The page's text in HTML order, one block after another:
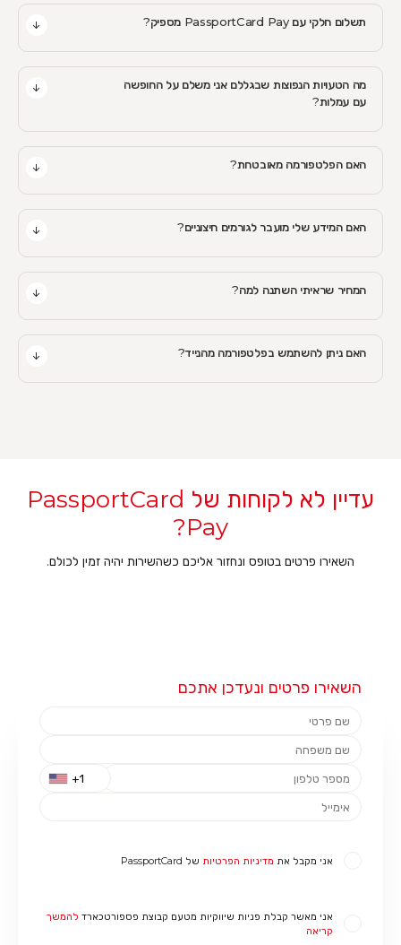
תשלום חלקי עם PassportCard Pay מספיק?
מה הטעויות הנפוצות שבגללם אני משלם על החופשה
עם עמלות?
האם הפלטפורמה מאובטחת?
האם המידע שלי מועבר לגורמים חיצוניים?
המחיר שראיתי השתנה למה?
האם ניתן להשתמש בפלטפורמה מהנייד?
עדיין לא לקוחות של PassportCard
Pay?
השאירו פרטים בטופס ונחזור אליכם כשהשירות יהיה זמין לכולם.
השאירו פרטים ונעדכן אתכם
אני מקבל את מדיניות הפרטיות של PassportCard
אני מאשר קבלת פניות שיווקיות מטעם קבוצת פספורטכארד להמשך
קריאה